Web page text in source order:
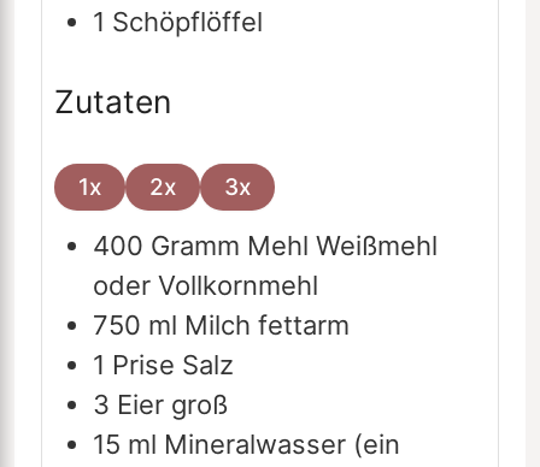
1 Schöpflöffel
Zutaten
1x 2x 3x
400 Gramm Mehl Weißmehl
oder Vollkornmehl
750 ml Milch fettarm
1 Prise Salz
3 Eier groß
15 ml Mineralwasser (ein